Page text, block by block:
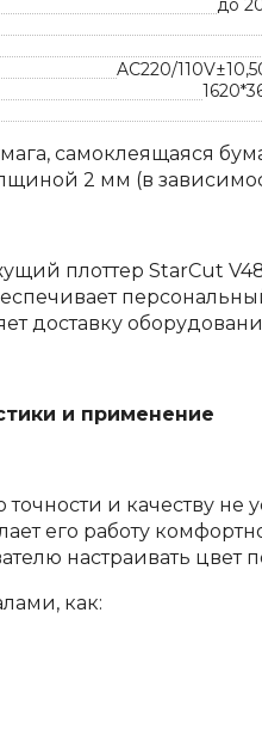
до
AC220/
самоклеящаяся
2 мм (в
плоттер StarCut
доставку
и применение
и качеству
его работу
настраивать цвет
как: